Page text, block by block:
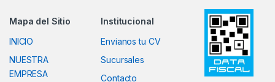
Mapa del Sitio
INICIO
NUESTRA
EMPRESA
Institucional
Envianos tu CV
Sucursales
Contacto